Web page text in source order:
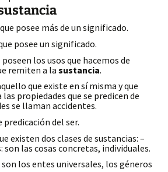
posee más de un significado.
posee un significado.
los usos que hacemos de
remiten a la sustancia.
que existe en sí misma y que
propiedades que se predicen de
se llaman accidentes.
predicación del ser.
existen dos clases de sustancias: –
son las cosas concretas, individuales.
son los entes universales, los géneros